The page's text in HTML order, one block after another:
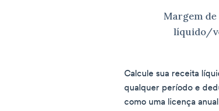
Margem
líquido/
Calcule sua receita
qualquer período e
como uma licença